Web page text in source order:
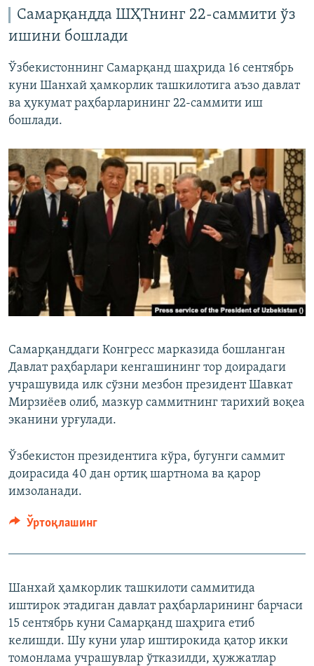
Самарқандда ШҲТнинг 22-саммити ўз
ишини бошлади
Ўзбекистоннинг Самарқанд шаҳрида 16 сентябрь
куни Шанхай ҳамкорлик ташкилотига аъзо давлат
ва ҳукумат раҳбарларининг 22-саммити иш
бошлади.
Самарқанддаги Конгресс марказида бошланган
Давлат раҳбарлари кенгашининг тор доирадаги
учрашувида илк сўзни мезбон президент Шавкат
Мирзиёев олиб, мазкур саммитнинг тарихий воқеа
эканини урғулади.
Ўзбекистон президентига кўра, бугунги саммит
доирасида 40 дан ортиқ шартнома ва қарор
имзоланади.
Ўртоқлашинг
Шанхай ҳамкорлик ташкилоти саммитида
иштирок этадиган давлат раҳбарларининг барчаси
15 сентябрь куни Самарқанд шаҳрига етиб
келишди. Шу куни улар иштирокида қатор икки
томонлама учрашувлар ўтказилди, ҳужжатлар